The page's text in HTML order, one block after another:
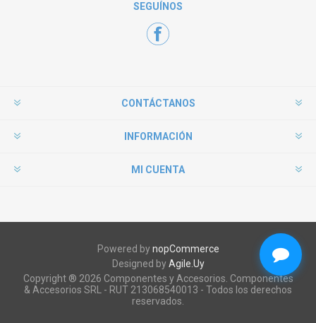
SEGUÍNOS
CONTÁCTANOS
INFORMACIÓN
MI CUENTA
Powered bynopCommerce
Designed byAgile.Uy
Copyright ® 2026 Componentes y Accesorios. Componentes
& Accesorios SRL - RUT 213068540013 - Todos los derechos
reservados.